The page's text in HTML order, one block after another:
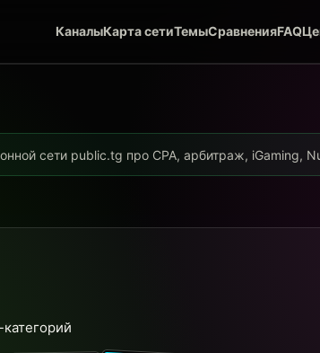
КаналыКарта сетиТемыСравненияFAQ
сети public.tg про CPA, арбитраж, iGaming,